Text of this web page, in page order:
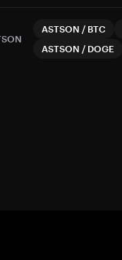
ASTSON / BTC
ASTSON / DOGE